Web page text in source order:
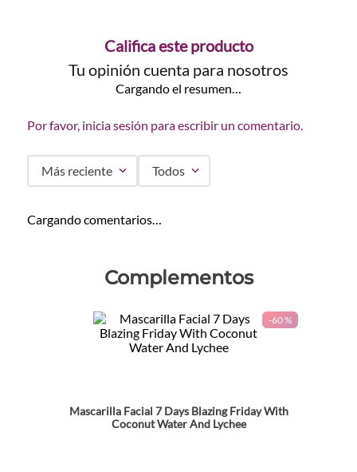
Califica este producto
Tu opinión cuenta para nosotros
Cargando el resumen…
Por favor, inicia sesión para escribir un comentario.
Más reciente Todos
Cargando comentarios…
Complementos
-60 %
Mascarilla Facial 7 Days Blazing Friday With
Coconut Water And Lychee